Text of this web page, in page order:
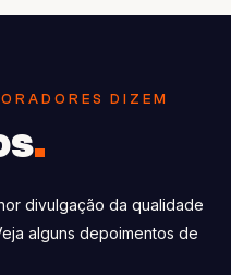
DIZEM
.
divulgação da qualidade
alguns depoimentos de